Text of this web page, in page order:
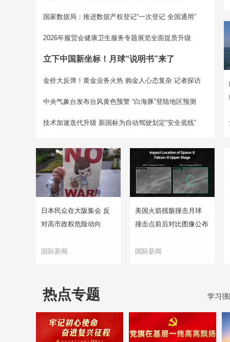
国家数据局：推进数据产权登记“一次登记 全国通用”
2026年服贸会健康卫生服务专题展览全面提质升级
立下中国新坐标！月球“说明书”来了
金价大反弹！黄金业务火热 购金人心态复杂 记者探访
中央气象台发布台风黄色预警 “白海豚”登陆地区预测
技术加速迭代升级 新国标为自动驾驶划定“安全底线”
日本民众在大阪集会 反
对高市政权危险动向
国际新闻
美国火箭残骸撞击月球
撞击点前后对比图像公布
国际新闻
热点专题 学习